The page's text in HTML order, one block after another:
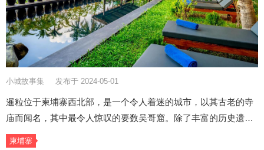
小城故事集 发布于 2024-05-01
暹粒位于柬埔寨西北部，是一个令人着迷的城市，以其古老的寺
庙而闻名，其中最令人惊叹的要数吴哥窟。除了丰富的历史遗…
柬埔寨